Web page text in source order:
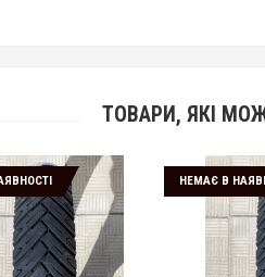
ТОВАРИ, ЯКІ
НЕМАЄ В